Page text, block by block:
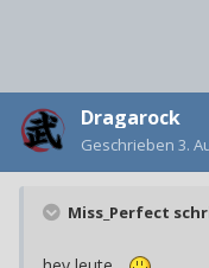
Dragarock
Geschrieben 3.
Miss_Perfect